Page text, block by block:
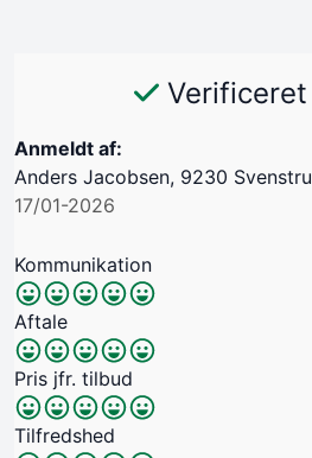
Anmeldt af:
Anders Jacobsen, 9230
17/01-2026
Kommunikation
Aftale
Pris jfr. tilbud
Tilfredshed